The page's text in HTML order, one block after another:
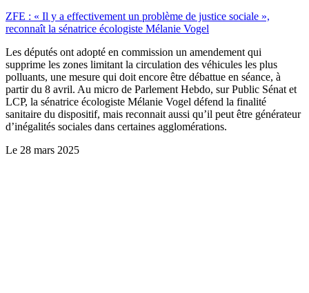
ZFE : « Il y a effectivement un problème de justice sociale »,
reconnaît la sénatrice écologiste Mélanie Vogel
Les députés ont adopté en commission un amendement qui
supprime les zones limitant la circulation des véhicules les plus
polluants, une mesure qui doit encore être débattue en séance, à
partir du 8 avril. Au micro de Parlement Hebdo, sur Public Sénat et
LCP, la sénatrice écologiste Mélanie Vogel défend la finalité
sanitaire du dispositif, mais reconnait aussi qu’il peut être générateur
d’inégalités sociales dans certaines agglomérations.
Le 28 mars 2025